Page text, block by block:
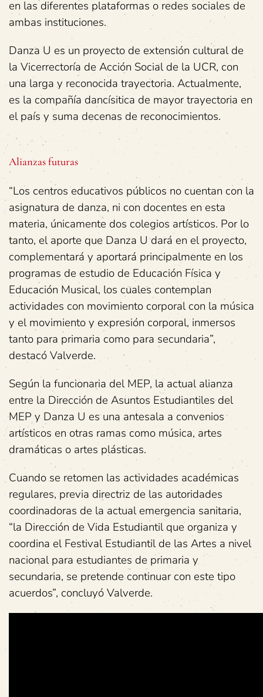
en las diferentes plataformas o redes sociales de
ambas instituciones.
Danza U es un proyecto de extensión cultural de
la Vicerrectoría de Acción Social de la UCR, con
una larga y reconocida trayectoria. Actualmente,
es la compañía dancísitica de mayor trayectoria en
el país y suma decenas de reconocimientos.
Alianzas futuras
“Los centros educativos públicos no cuentan con la
asignatura de danza, ni con docentes en esta
materia, únicamente dos colegios artísticos. Por lo
tanto, el aporte que Danza U dará en el proyecto,
complementará y aportará principalmente en los
programas de estudio de Educación Física y
Educación Musical, los cuales contemplan
actividades con movimiento corporal con la música
y el movimiento y expresión corporal, inmersos
tanto para primaria como para secundaria”,
destacó Valverde.
Según la funcionaria del MEP, la actual alianza
entre la Dirección de Asuntos Estudiantiles del
MEP y Danza U es una antesala a convenios
artísticos en otras ramas como música, artes
dramáticas o artes plásticas.
Cuando se retomen las actividades académicas
regulares, previa directriz de las autoridades
coordinadoras de la actual emergencia sanitaria,
“la Dirección de Vida Estudiantil que organiza y
coordina el Festival Estudiantil de las Artes a nivel
nacional para estudiantes de primaria y
secundaria, se pretende continuar con este tipo
acuerdos”, concluyó Valverde.